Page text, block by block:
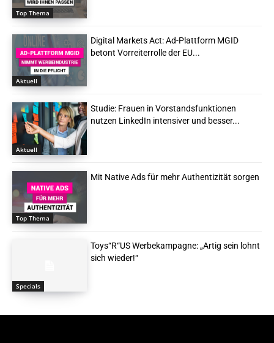
Top Thema
Aktuell
Digital Markets Act: Ad-Plattform MGID
betont Vorreiterrolle der EU...
Aktuell
Studie: Frauen in Vorstandsfunktionen
nutzen LinkedIn intensiver und besser...
Top Thema
Mit Native Ads für mehr Authentizität sorgen
Specials
Toys“R“US Werbekampagne: „Artig sein lohnt
sich wieder!“